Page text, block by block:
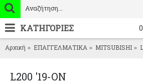
ΚΑΤΗΓΟΡΙΕΣ
Αρχική ΕΠΑΓΓΕΛΜΑΤΙΚΑ MITSUBISHI
L200 '19-ON